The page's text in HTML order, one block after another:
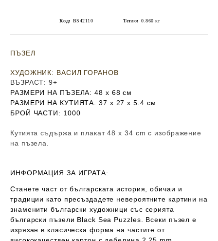
Код: BS42110 Тегло: 0.860 кг
ПЪЗЕЛ
ХУДОЖНИК: ВАСИЛ ГОРАНОВ
ВЪЗРАСТ: 9+
РАЗМЕРИ НА ПЪЗЕЛА: 48 х 68см
РАЗМЕРИ НА КУТИЯТА: 37 х 27 х 5.4 см
БРОЙ ЧАСТИ: 1000
Кутията съдържа и плакат 48 х 34 cm с изображение
на пъзела.
ИНФОРМАЦИЯ ЗА ИГРАТА:
Станете част от българската история, обичаи и
традиции като пресъздадете невероятните картини на
знаменити български художници със серията
български пъзели Black Sea Puzzles. Всеки пъзел е
изрязан в класическа форма на частите от